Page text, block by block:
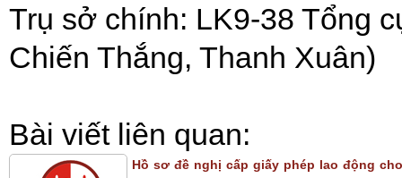
Trụ sở chính: LK9-38 Tổng
Chiến Thắng, Thanh Xuân)
Bài viết liên quan:
Hồ sơ đề nghị cấp giấy phép lao động